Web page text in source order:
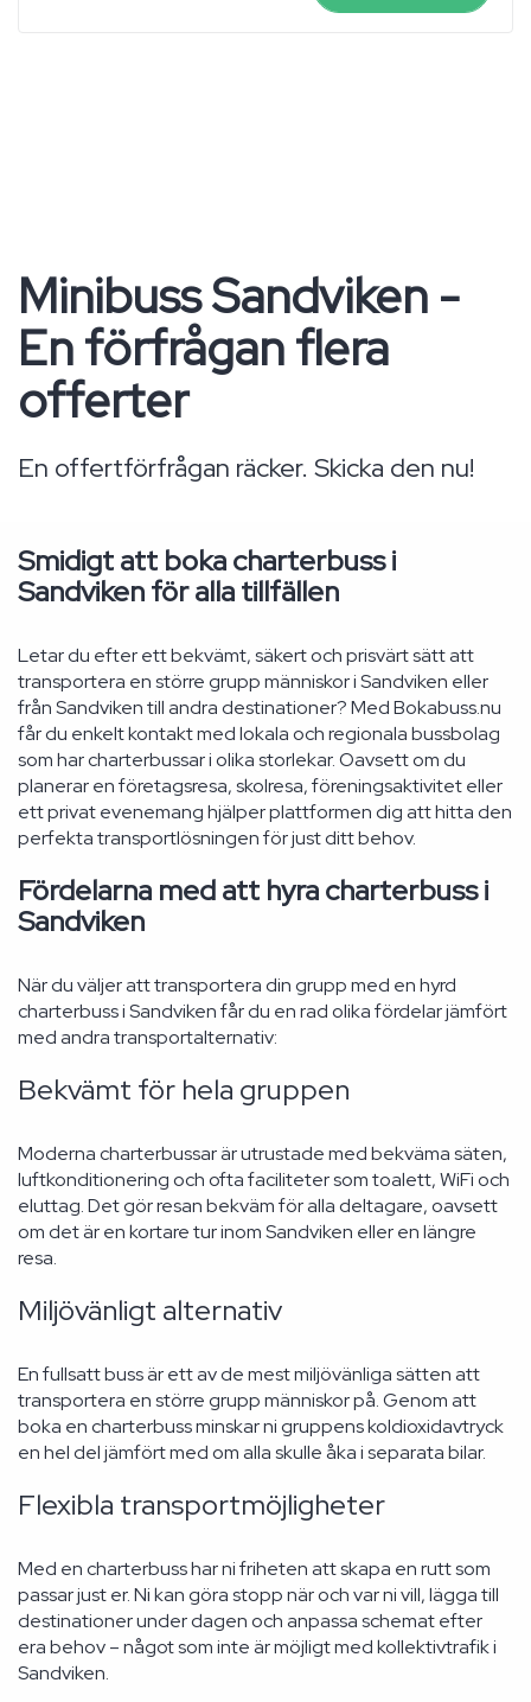
Minibuss Sandviken -
En förfrågan flera
offerter
En offertförfrågan räcker. Skicka den nu!
Smidigt att boka charterbuss i
Sandviken för alla tillfällen
Letar du efter ett bekvämt, säkert och prisvärt sätt att
transportera en större grupp människor i Sandviken eller
från Sandviken till andra destinationer? Med Bokabuss.nu
får du enkelt kontakt med lokala och regionala bussbolag
som har charterbussar i olika storlekar. Oavsett om du
planerar en företagsresa, skolresa, föreningsaktivitet eller
ett privat evenemang hjälper plattformen dig att hitta den
perfekta transportlösningen för just ditt behov.
Fördelarna med att hyra charterbuss i
Sandviken
När du väljer att transportera din grupp med en hyrd
charterbuss i Sandviken får du en rad olika fördelar jämfört
med andra transportalternativ:
Bekvämt för hela gruppen
Moderna charterbussar är utrustade med bekväma säten,
luftkonditionering och ofta faciliteter som toalett, WiFi och
eluttag. Det gör resan bekväm för alla deltagare, oavsett
om det är en kortare tur inom Sandviken eller en längre
resa.
Miljövänligt alternativ
En fullsatt buss är ett av de mest miljövänliga sätten att
transportera en större grupp människor på. Genom att
boka en charterbuss minskar ni gruppens koldioxidavtryck
en hel del jämfört med om alla skulle åka i separata bilar.
Flexibla transportmöjligheter
Med en charterbuss har ni friheten att skapa en rutt som
passar just er. Ni kan göra stopp när och var ni vill, lägga till
destinationer under dagen och anpassa schemat efter
era behov – något som inte är möjligt med kollektivtrafik i
Sandviken.